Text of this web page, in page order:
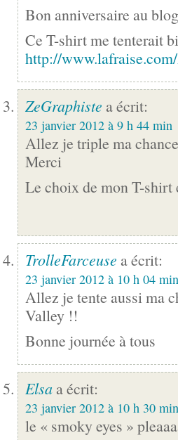
Bon anniversaire au
Ce T-shirt me tenterait
http://
ZeGraphiste a écrit:
23 janvier 2012 à 9 h 44 min
Allez je triple ma
Merci
Le choix de mon T-shirt
TrolleFarceuse a écrit:
23 janvier 2012 à 10 h 04 min
Allez je tente aussi ma
Valley !!
Bonne journée à tous
Elsa a écrit:
23 janvier 2012 à 10 h 30 min
le « smoky eyes »